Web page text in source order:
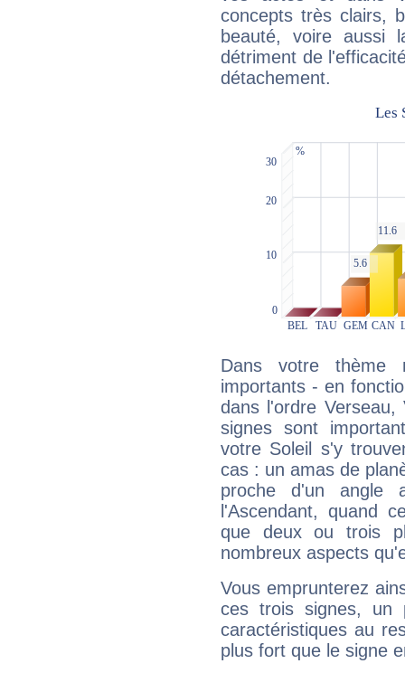
concepts très clairs,
beauté, voire aussi
détriment de
détachement.
Dans votre thème
importants - en
dans l'ordre
signes sont
votre Soleil s'y
cas : un amas de
proche d'un
l'Ascendant, quand
que deux ou trois
nombreux aspects
Vous emprunterez
ces trois signes, un
caractéristiques au
plus fort que le signe